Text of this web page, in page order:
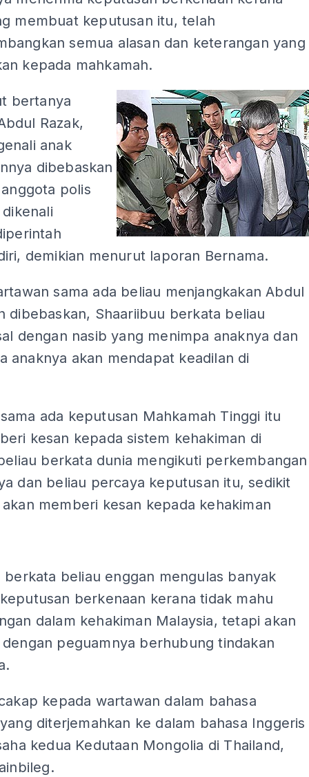
membuat keputusan itu, telah
semua alasan dan keterangan yang
kepada mahkamah.
bertanya
Razak,
anak
dibebaskan
polis
demikian menurut laporan Bernama.
sama ada beliau menjangkakan Abdul
dibebaskan, Shaariibuu berkata beliau
dengan nasib yang menimpa anaknya dan
anaknya akan mendapat keadilan di
ada keputusan Mahkamah Tinggi itu
kesan kepada sistem kehakiman di
berkata dunia mengikuti perkembangan
dan beliau percaya keputusan itu, sedikit
memberi kesan kepada kehakiman
berkata beliau enggan mengulas banyak
berkenaan kerana tidak mahu
dalam kehakiman Malaysia, tetapi akan
peguamnya berhubung tindakan
kepada wartawan dalam bahasa
diterjemahkan ke dalam bahasa Inggeris
kedua Kedutaan Mongolia di Thailand,